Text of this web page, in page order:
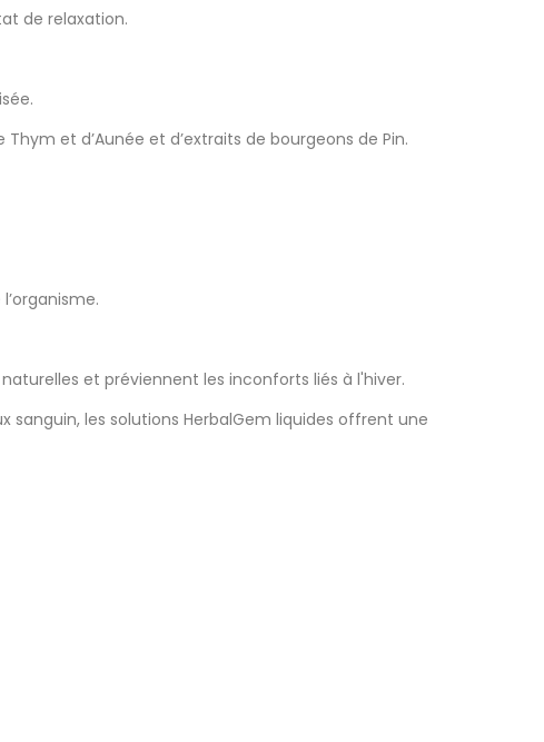
de relaxation.
et d’Aunée et d’extraits de bourgeons de Pin.
et préviennent les inconforts liés à l'hiver.
les solutions HerbalGem liquides offrent une